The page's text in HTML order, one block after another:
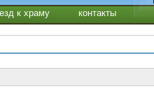
к храму контакты